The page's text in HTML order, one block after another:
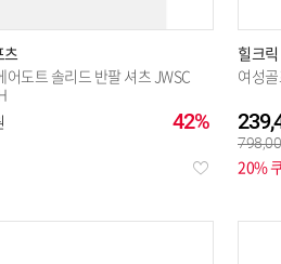
츠
어도트 솔리드 반팔 셔츠 JWSC
42%
힐크릭
여성
20%